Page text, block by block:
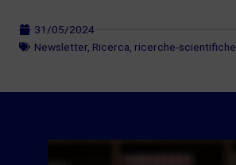
31/05/2024
Newsletter, Ricerca, ricerche-scientifiche